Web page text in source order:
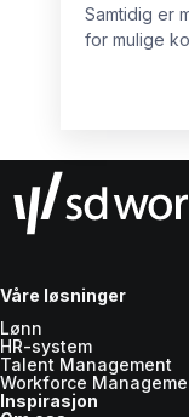
Samtidig er
for mulige
negativt for
tid. I denne
vanligste
håndteres.
Våre løsninger
Lønn
HR-system
Talent Management
Workforce
Inspirasjon